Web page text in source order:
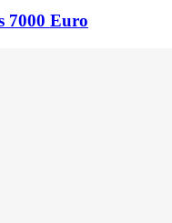
7000 Euro